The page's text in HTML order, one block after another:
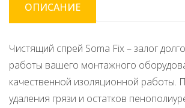
ОПИСАНИЕ
Чистящий спрей Soma Fix – залог
работы вашего монтажного
качественной изоляционной работы.
удаления грязи и остатков